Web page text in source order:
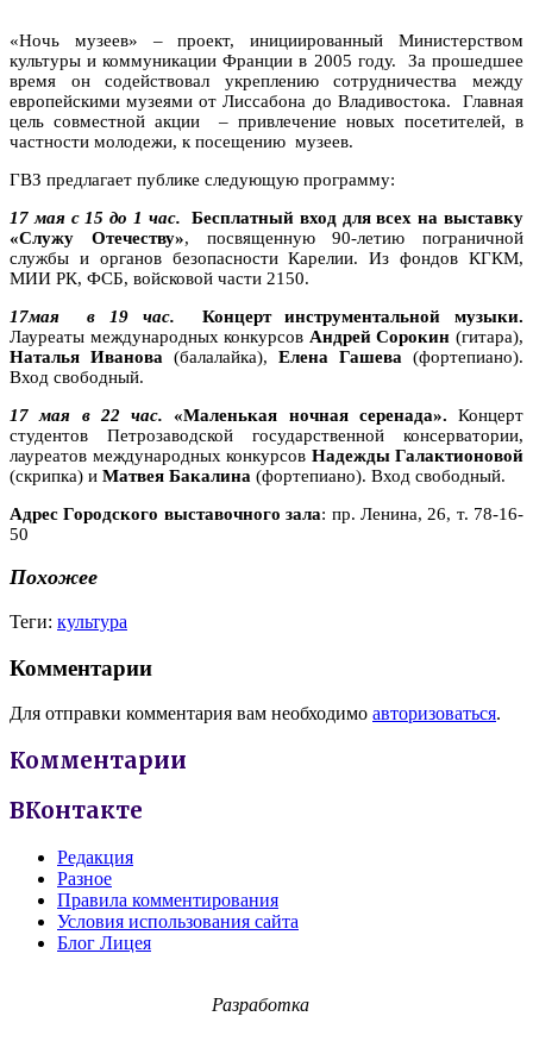
«Ночь музеев» – проект, инициированный Министерством
культуры и коммуникации Франции в 2005 году. За прошедшее
время он содействовал укреплению сотрудничества между
европейскими музеями от Лиссабона до Владивостока. Главная
цель совместной акции – привлечение новых посетителей, в
частности молодежи, к посещению музеев.
ГВЗ предлагает публике следующую программу:
17 мая с 15 до 1 час.
Бесплатный вход для всех на выставку
«Служу Отечеству», посвященную 90-летию пограничной
службы и органов безопасности Карелии. Из фондов КГКМ,
МИИ РК, ФСБ, войсковой части 2150.
17мая в 19 час.
Концерт инструментальной музыки.
Лауреаты международных конкурсов Андрей Сорокин (гитара),
Наталья Иванова (балалайка), Елена Гашева (фортепиано).
Вход свободный.
17 мая в 22 час.
«Маленькая ночная серенада». Концерт
студентов Петрозаводской государственной консерватории,
лауреатов международных конкурсов Надежды Галактионовой
(скрипка) и Матвея Бакалина (фортепиано). Вход свободный.
Адрес Городского выставочного зала: пр. Ленина, 26, т. 78-16-
50
Похожее
Теги: культура
Комментарии
Для отправки комментария вам необходимо авторизоваться.
Комментарии
ВКонтакте
Редакция
Разное
Правила комментирования
Условия использования сайта
Блог Лицея
Разработка